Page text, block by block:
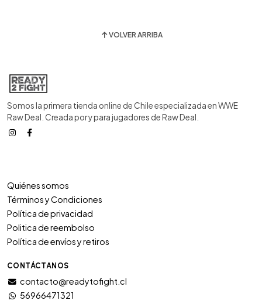
VOLVER ARRIBA
Somos la primera tienda online de Chile especializada en WWE
Raw Deal. Creada por y para jugadores de Raw Deal.
Quiénes somos
Términos y Condiciones
Política de privacidad
Politica de reembolso
Política de envíos y retiros
CONTÁCTANOS
contacto@readytofight.cl
56966471321